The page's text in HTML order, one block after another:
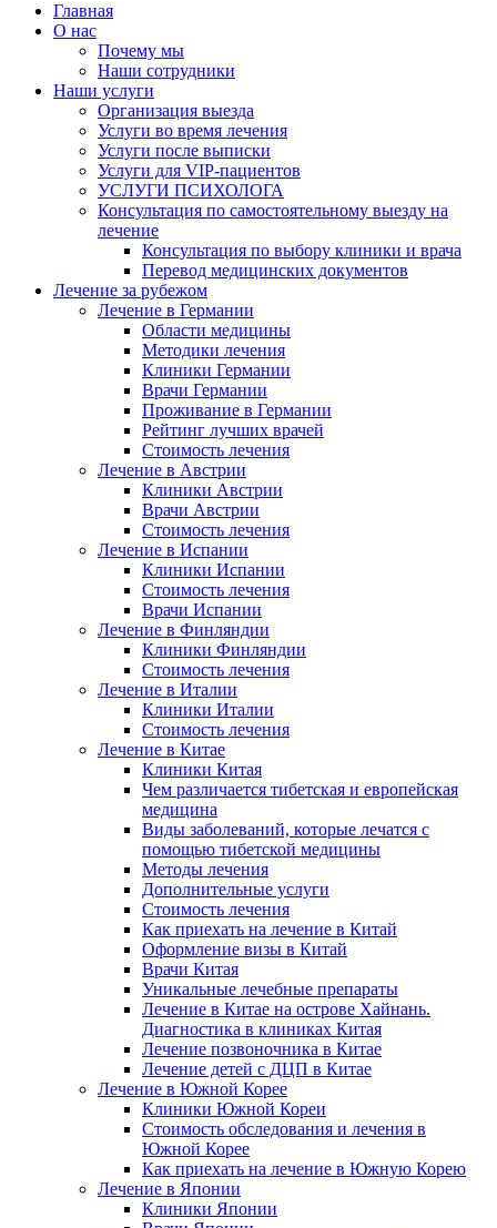
Главная
О нас
Почему мы
Наши сотрудники
Наши услуги
Организация выезда
Услуги во время лечения
Услуги после выписки
Услуги для VIP-пациентов
УСЛУГИ ПСИХОЛОГА
Консультация по самостоятельному выезду на
лечение
Консультация по выбору клиники и врача
Перевод медицинских документов
Лечение за рубежом
Лечение в Германии
Области медицины
Методики лечения
Клиники Германии
Врачи Германии
Проживание в Германии
Рейтинг лучших врачей
Стоимость лечения
Лечение в Австрии
Клиники Австрии
Врачи Австрии
Стоимость лечения
Лечение в Испании
Клиники Испании
Стоимость лечения
Врачи Испании
Лечение в Финляндии
Клиники Финляндии
Стоимость лечения
Лечение в Италии
Клиники Италии
Стоимость лечения
Лечение в Китае
Клиники Китая
Чем различается тибетская и европейская
медицина
Виды заболеваний, которые лечатся с
помощью тибетской медицины
Методы лечения
Дополнительные услуги
Стоимость лечения
Как приехать на лечение в Китай
Оформление визы в Китай
Врачи Китая
Уникальные лечебные препараты
Лечение в Китае на острове Хайнань.
Диагностика в клиниках Китая
Лечение позвоночника в Китае
Лечение детей с ДЦП в Китае
Лечение в Южной Корее
Клиники Южной Кореи
Стоимость обследования и лечения в
Южной Корее
Как приехать на лечение в Южную Корею
Лечение в Японии
Клиники Японии